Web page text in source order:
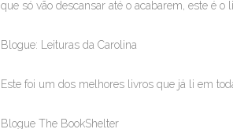
que só vão descansar até o acabarem, este é o
Blogue: Leituras da Carolina
Este foi um dos melhores livros que já li em
Blogue The BookShelter